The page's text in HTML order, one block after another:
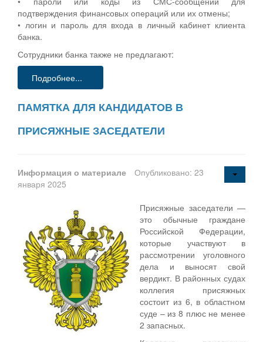
подтверждения финансовых операций или их отмены;
• логин и пароль для входа в личный кабинет клиента
банка.
Сотрудники банка также не предлагают:
Подробнее...
ПАМЯТКА ДЛЯ КАНДИДАТОВ В
ПРИСЯЖНЫЕ ЗАСЕДАТЕЛИ
Информация о материале
Опубликовано: 23
января 2025
Присяжные заседатели —
это обычные граждане
Российской Федерации,
которые участвуют в
рассмотрении уголовного
дела и выносят свой
вердикт. В районных судах
коллегия присяжных
состоит из 6, в областном
суде – из 8 плюс не менее
2 запасных.